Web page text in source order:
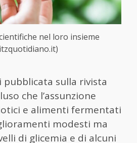
nel loro insieme
pubblicata sulla rivista
che l’assunzione
e alimenti fermentati
modesti ma
di glicemia e di alcuni